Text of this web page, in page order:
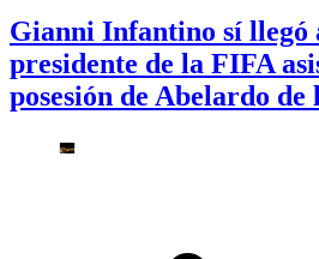
Gianni Infantino sí llegó
presidente de la FIFA
posesión de Abelardo